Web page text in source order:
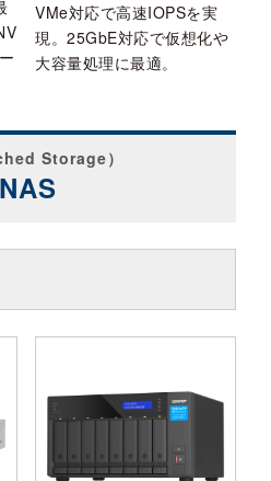
VMe対応で高速IOPSを実
現。25GbE対応で仮想化や
大容量処理に最適。
Storage）